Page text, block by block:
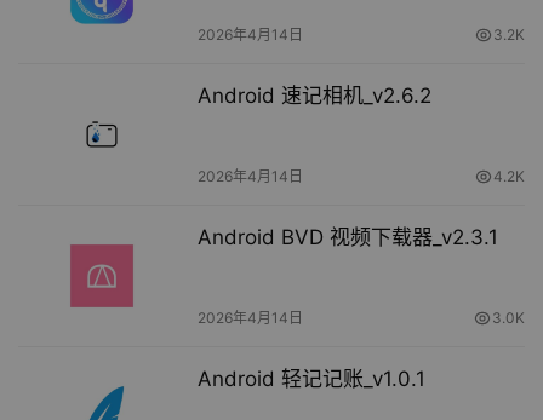
2026年4月14日 3.2K
Android 速记相机_v2.6.2
2026年4月14日 4.2K
Android BVD 视频下载器_v2.3.1
2026年4月14日 3.0K
Android 轻记记账_v1.0.1